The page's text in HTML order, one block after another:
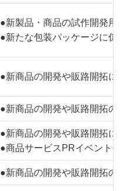
●新製品・商品の試作開発用の
●新たな包装パッケージに係る
●新商品の開発や販路開拓に
●新商品の開発や販路開拓の
●新商品の開発や販路開拓に
●商品サービスPRイベント会
●新商品の開発や販路開拓の